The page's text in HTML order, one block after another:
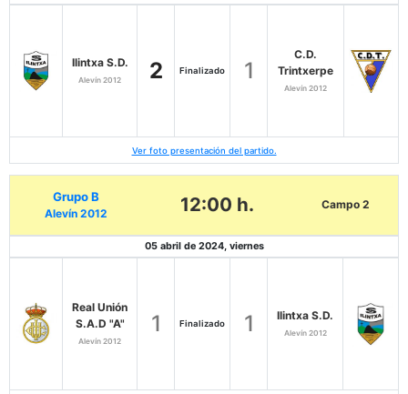
Ilintxa S.D.
Alevín 2012 2 Finalizado 1
C.D.
Trintxerpe
Alevín 2012
Ver foto presentación del partido.
Grupo B
Alevín 2012 12:00 h. Campo 2
05 abril de 2024, viernes
Real Unión
S.A.D "A"
Alevín 2012
1 Finalizado 1 Ilintxa S.D.
Alevín 2012